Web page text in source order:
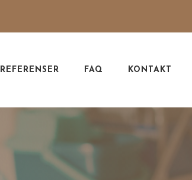
REFERENSER FAQ KONTAKT